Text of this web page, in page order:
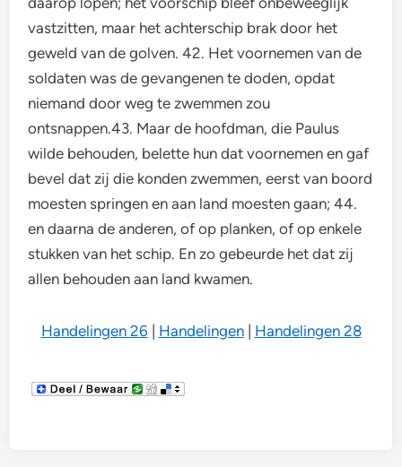
vastzitten, maar het achterschip brak door het
geweld van de golven. 42. Het voornemen van de
soldaten was de gevangenen te doden, opdat
niemand door weg te zwemmen zou
ontsnappen.43. Maar de hoofdman, die Paulus
wilde behouden, belette hun dat voornemen en gaf
bevel dat zij die konden zwemmen, eerst van boord
moesten springen en aan land moesten gaan; 44.
en daarna de anderen, of op planken, of op enkele
stukken van het schip. En zo gebeurde het dat zij
allen behouden aan land kwamen.
Handelingen 26 Handelingen| Handelingen 28